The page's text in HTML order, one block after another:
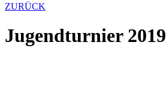
ZURÜCK
Jugendturnier 2019